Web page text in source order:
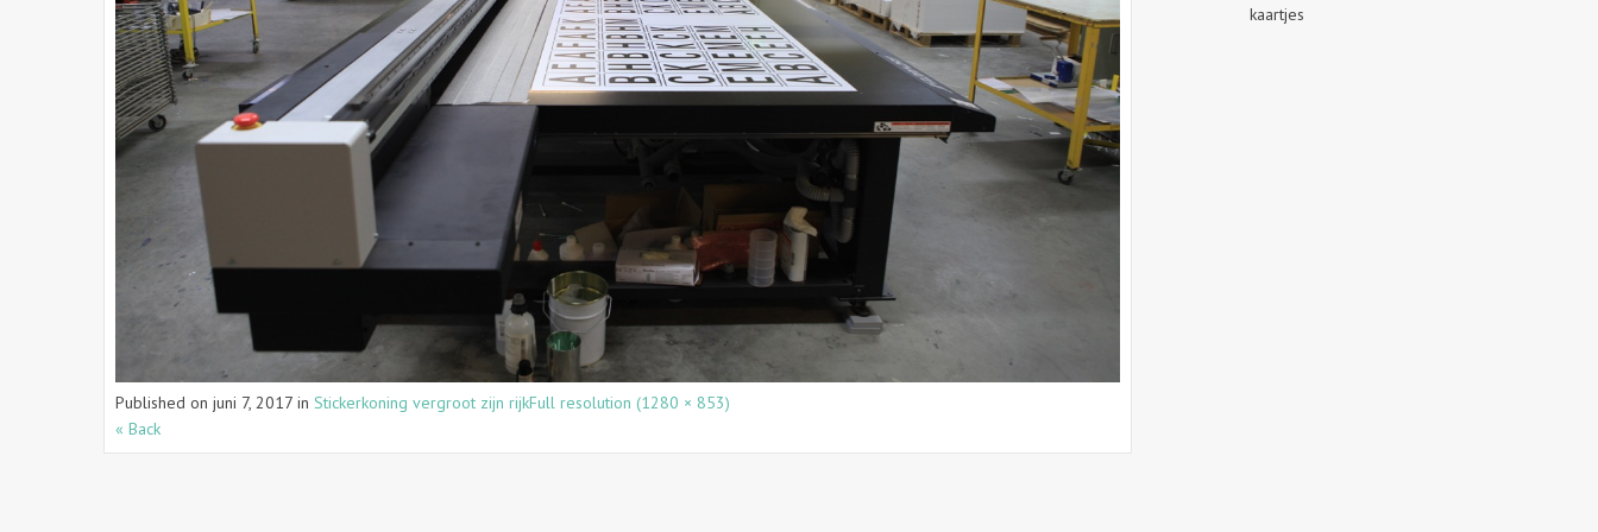
Published on juni 7, 2017 in Stickerkoning vergroot zijn rijkFull resolution (1280 × 853)
« Back
kaartjes